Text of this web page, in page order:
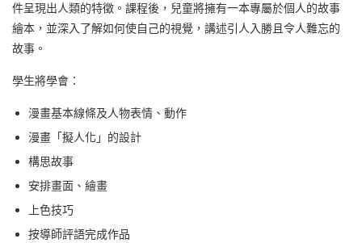
件呈現出人類的特徵。課程後，兒童將擁有一本專屬於個人的故事
繪本，並深入了解如何使自己的視覺，講述引人入勝且令人難忘的
故事。
學生將學會：
漫畫基本線條及人物表情、動作
漫畫「擬人化」的設計
構思故事
安排畫面、繪畫
上色技巧
按導師評語完成作品